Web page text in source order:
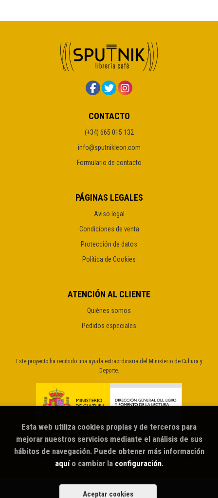
CONTACTO
(+34) 665 015 132
info@sputnikleon.com
Formulario de contacto
PÁGINAS LEGALES
Aviso legal
Condiciones de venta
Protección de datos
Política de Cookies
ATENCIÓN AL CLIENTE
Quiénes somos
Pedidos especiales
Este proyecto ha recibido una ayuda extraordinaria del Ministerio de Cultura y
Deporte.
2026 © Sputnik librería café. Todos los Derechos Reservados |
Grupo Trevenque
Esta web utiliza cookies propias y de terceros para
mejorar nuestros servicios mediante el análisis de sus
hábitos de navegación. Puede obtener más información
aquío cambiar la configuración.
Aceptar cookies